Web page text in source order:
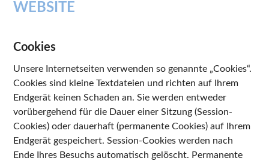
WEBSITE
Cookies
Unsere Internetseiten verwenden so genannte „Cookies“.
Cookies sind kleine Textdateien und richten auf Ihrem
Endgerät keinen Schaden an. Sie werden entweder
vorübergehend für die Dauer einer Sitzung (Session-
Cookies) oder dauerhaft (permanente Cookies) auf Ihrem
Endgerät gespeichert. Session-Cookies werden nach
Ende Ihres Besuchs automatisch gelöscht. Permanente